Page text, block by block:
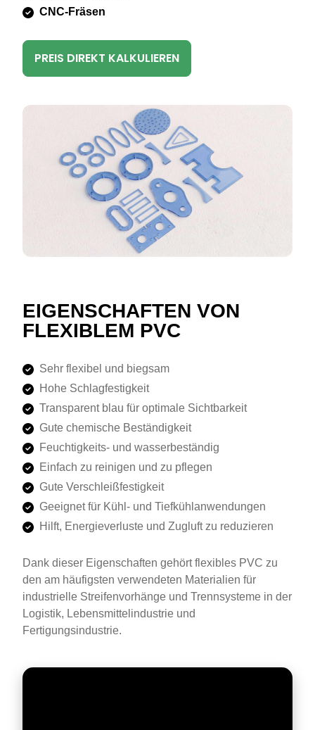
CNC-Fräsen
PREIS DIREKT KALKULIEREN
EIGENSCHAFTEN VON
FLEXIBLEM PVC
Sehr flexibel und biegsam
Hohe Schlagfestigkeit
Transparent blau für optimale Sichtbarkeit
Gute chemische Beständigkeit
Feuchtigkeits- und wasserbeständig
Einfach zu reinigen und zu pflegen
Gute Verschleißfestigkeit
Geeignet für Kühl- und Tiefkühlanwendungen
Hilft, Energieverluste und Zugluft zu reduzieren
Dank dieser Eigenschaften gehört flexibles PVC zu
den am häufigsten verwendeten Materialien für
industrielle Streifenvorhänge und Trennsysteme in der
Logistik, Lebensmittelindustrie und
Fertigungsindustrie.